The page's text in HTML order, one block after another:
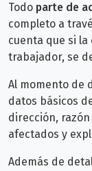
Todo parte de
completo a
cuenta que si
trabajador, se
Al momento de
datos básicos
dirección, razón
afectados y
Además de